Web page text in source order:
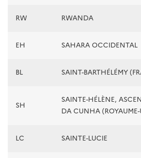
RW RWANDA
EH SAHARA OCCIDENTAL
BL SAINT-BARTHÉLÉMY
SH
SAINTE-HÉLÈNE,
DA CUNHA
LC SAINTE-LUCIE